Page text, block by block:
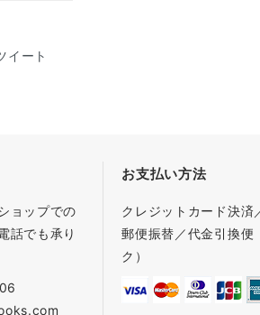
イート
ョップでの
話でも承り
お支払い方法
クレジットカード決済
郵便振替／代金引換便
ク）